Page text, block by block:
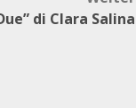
di Clara Salina